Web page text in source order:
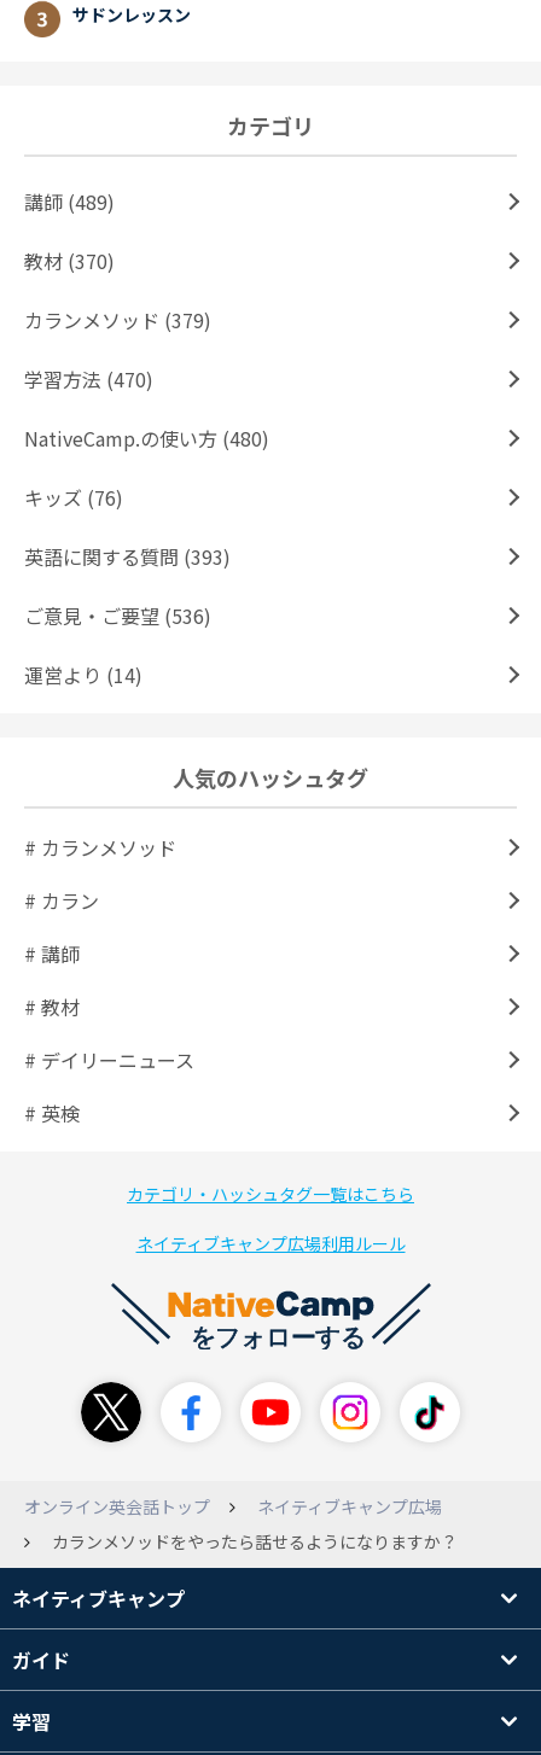
サドンレッスン
カテゴリ
講師 (489)
教材 (370)
カランメソッド (379)
学習方法 (470)
NativeCamp.の使い方 (480)
キッズ (76)
英語に関する質問 (393)
ご意見・ご要望 (536)
運営より (14)
人気のハッシュタグ
# カランメソッド
# カラン
# 講師
# 教材
# デイリーニュース
# 英検
カテゴリ・ハッシュタグ一覧はこちら
ネイティブキャンプ広場利用ルール
オンライン英会話トップ
ネイティブキャンプ広場
カランメソッドをやったら話せるようになりますか？
ネイティブキャンプ
ガイド
学習